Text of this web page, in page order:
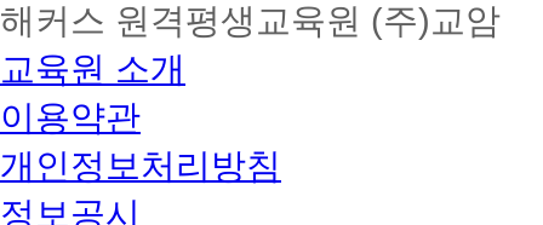
해커스 원격평생교육원 (주)교암
교육원 소개
이용약관
개인정보처리방침
정보공시